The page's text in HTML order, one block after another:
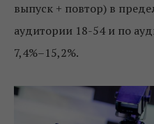
выпуск + повтор) в
аудитории 18-54 и по
7,4%–15,2%.